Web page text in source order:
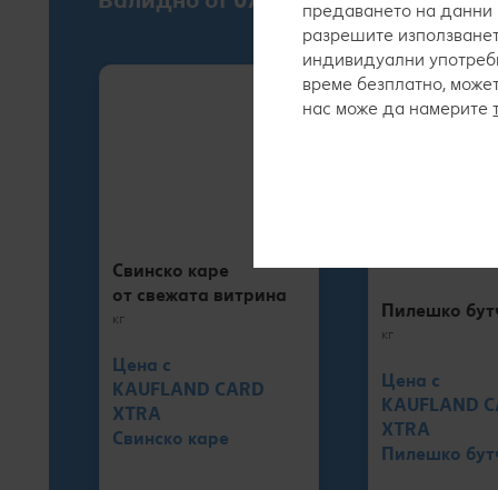
Свинско каре
от свежата витрина
кг
Цена с
KAUFLAND CARD
XTRA
Свинско каре
Пилешко
кг
Цена с
KAUFLAND
XTRA
Пилешко
предаването на
разрешите
индивидуални
време безплатно,
нас може да намерите